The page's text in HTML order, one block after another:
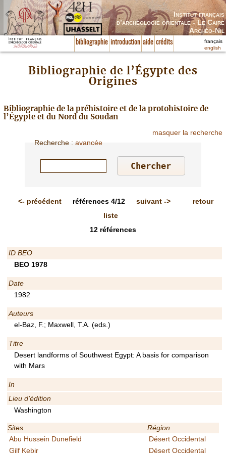
Institut français
d’archéologie orientale - Le Caire
Archéo-Nil
bibliographie introduction aide crédits
français
english
Bibliographie de l’Égypte des
Origines
Bibliographie de la préhistoire et de la protohistoire de
l’Égypte et du Nord du Soudan
masquer la recherche
Recherche :avancée
<- précédent références4/12 suivant->
retour
liste
12 références
ID BEO
BEO 1978
Date
1982
Auteurs
el-Baz, F.; Maxwell, T.A. (eds.)
Titre
Desert landforms of Southwest Egypt: A basis for comparison
with Mars
In
Lieu d’édition
Washington
Sites
Région
Abu Hussein Dunefield
Désert Occidental
Gilf Kebir
Désert Occidental